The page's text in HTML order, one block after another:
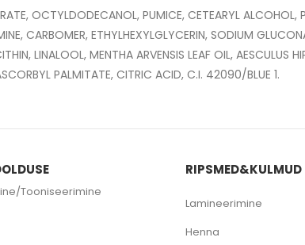
OCTYLDODECANOL, PUMICE, CETEARYL
CARBOMER, ETHYLHEXYLGLYCERIN, SODIUM
LINALOOL, MENTHA ARVENSIS LEAF OIL,
Tooniseerimine
RIPSMED&KULMUD
Lamineerimine
Henna